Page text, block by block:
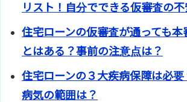
リスト！自分でできる仮審査の不
住宅ローンの仮審査が通っても本
とはある？事前の注意点は？
住宅ローンの３大疾病保障は必
病気の範囲は？